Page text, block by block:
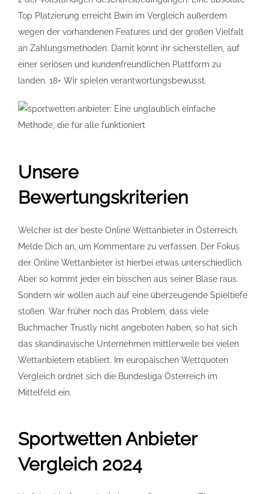
Top Platzierung erreicht Bwin im Vergleich außerdem
wegen der vorhandenen Features und der großen Vielfalt
an Zahlungsmethoden. Damit könnt ihr sicherstellen, auf
einer seriösen und kundenfreundlichen Plattform zu
landen. 18+ Wir spielen verantwortungsbewusst.
Unsere
Bewertungskriterien
Welcher ist der beste Online Wettanbieter in Österreich.
Melde Dich an, um Kommentare zu verfassen. Der Fokus
der Online Wettanbieter ist hierbei etwas unterschiedlich.
Aber so kommt jeder ein bisschen aus seiner Blase raus.
Sondern wir wollen auch auf eine überzeugende Spieltiefe
stoßen. War früher noch das Problem, dass viele
Buchmacher Trustly nicht angeboten haben, so hat sich
das skandinavische Unternehmen mittlerweile bei vielen
Wettanbietern etabliert. Im europäischen Wettquoten
Vergleich ordnet sich die Bundesliga Österreich im
Mittelfeld ein.
Sportwetten Anbieter
Vergleich 2024